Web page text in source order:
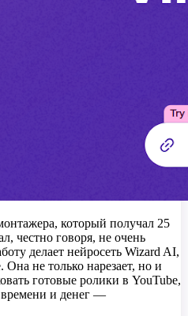
который получал 25
честно говоря, не очень
делает нейросеть Wizard AI,
Она не только нарезает, но и
готовые ролики в YouTube,
и денег —